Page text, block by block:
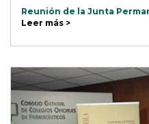
Reunión de la Junta
Leer más >